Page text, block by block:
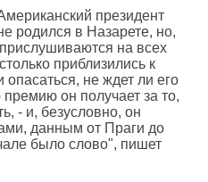
президент
родился в Назарете, но,
на всех
приблизились к
опасаться, не ждет ли его
он получает за то,
- и, безусловно, он
данным от Праги до
было слово", пишет